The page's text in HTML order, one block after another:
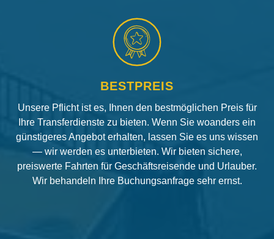
BESTPREIS
Unsere Pflicht ist es, Ihnen den bestmöglichen Preis für
Ihre Transferdienste zu bieten. Wenn Sie woanders ein
günstigeres Angebot erhalten, lassen Sie es uns wissen
— wir werden es unterbieten. Wir bieten sichere,
preiswerte Fahrten für Geschäftsreisende und Urlauber.
Wir behandeln Ihre Buchungsanfrage sehr ernst.